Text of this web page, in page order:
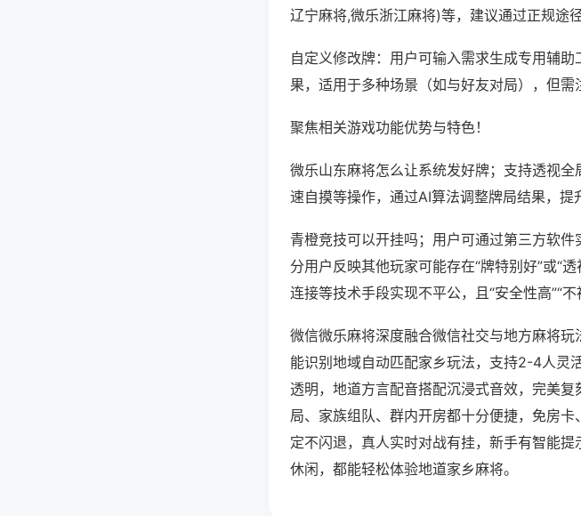
辽宁麻将,微乐浙江麻将)等，建议通过正规途
自定义修改牌：用户可输入需求生成专用辅
果，适用于多种场景（如与好友对局），但需
聚焦相关游戏功能优势与特色！
微乐山东麻将怎么让系统发好牌；支持透视
速自摸等操作，通过AI算法调整牌局结果，提
青橙竞技可以开挂吗；用户可通过第三方软件
分用户反映其他玩家可能存在“牌特别好”或“
连接等技术手段实现不平公，且“安全性高”“不
微信微乐麻将深度融合微信社交与地方麻将
能识别地域自动匹配家乡玩法，支持2-4人灵
透明，地道方言配音搭配沉浸式音效，完美
局、家族组队、群内开房都十分便捷，免房
定不闪退，真人实时对战有挂，新手有智能
休闲，都能轻松体验地道家乡麻将。